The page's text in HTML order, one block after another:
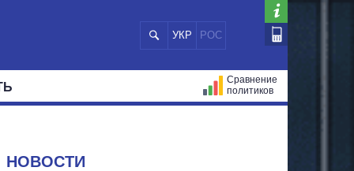
УКР РОС
Сравнение
политиков
НОВОСТИ